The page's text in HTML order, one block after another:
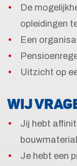
De
opleidingen
Een
Uitzicht op
WIJ
Jij hebt
Je hebt een